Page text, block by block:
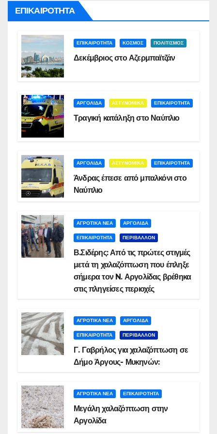
ΕΠΙΚΑΙΡΟΤΗΤΑ
ΕΠΙΚΑΙΡΟΤΗΤΑ ΚΟΣΜΟΣ ΠΟΛΙΤΙΣΜΟΣ
Δεκέμβριος στο Αζερμπαϊτζάν
ΑΡΓΟΛΙΔΑ ΑΣΤΥΝΟΜΙΚΑ ΕΠΙΚΑΙΡΟΤΗΤΑ
Τραγική κατάληξη στο Ναύπλιο
ΑΡΓΟΛΙΔΑ ΑΣΤΥΝΟΜΙΚΑ ΕΠΙΚΑΙΡΟΤΗΤΑ
Άνδρας έπεσε από μπαλκόνι στο
Ναύπλιο
ΑΓΡΟΤΙΚΑ ΝΕΑ ΑΡΓΟΛΙΔΑ
ΕΠΙΚΑΙΡΟΤΗΤΑ ΠΕΡΙΒΑΛΛΟΝ
Β.Σιδέρης: Από τις πρώτες στιγμές
μετά τη χαλαζόπτωση που έπληξε
σήμερα τον N. Αργολίδας βρέθηκα
στις πληγείσες περιοχές
ΑΓΡΟΤΙΚΑ ΝΕΑ ΑΡΓΟΛΙΔΑ
ΕΠΙΚΑΙΡΟΤΗΤΑ ΠΕΡΙΒΑΛΛΟΝ
Γ. Γαβρήλος για χαλαζόπτωση σε
Δήμο Άργους- Μυκηνών:
ΑΓΡΟΤΙΚΑ ΝΕΑ ΕΠΙΚΑΙΡΟΤΗΤΑ
Μεγάλη χαλαζόπτωση στην
Αργολίδα